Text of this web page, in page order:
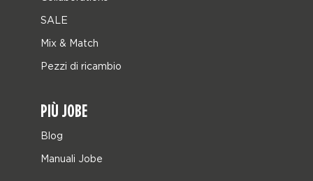
SALE
Mix & Match
Pezzi di ricambio
PIÙ JOBE
Blog
Manuali Jobe